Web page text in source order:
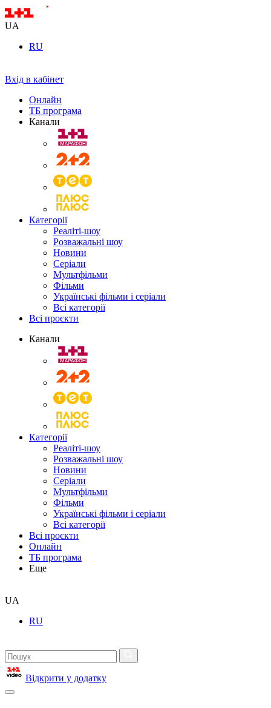
UA
RU
Вхід в кабінет
Онлайн
ТБ програма
Канали
Категорії
Реаліті-шоу
Розважальні шоу
Новини
Серіали
Мультфільми
Фільми
Українські фільми і серіали
Всі категорії
Всі проєкти
Канали
Категорії
Реаліті-шоу
Розважальні шоу
Новини
Серіали
Мультфільми
Фільми
Українські фільми і серіали
Всі категорії
Всі проєкти
Онлайн
ТБ програма
Еще
UA
RU
Відкрити у додатку